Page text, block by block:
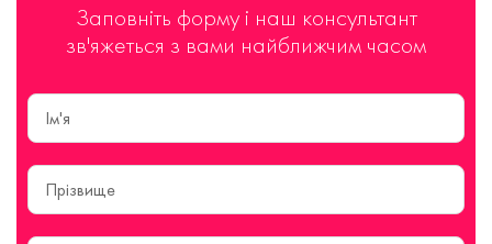
Заповніть форму і наш консультант
зв'яжеться з вами найближчим часом